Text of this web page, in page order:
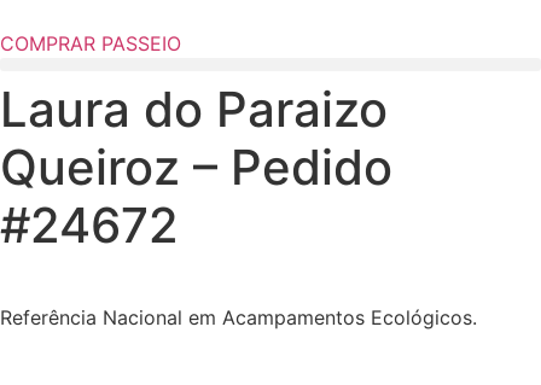
COMPRAR PASSEIO
Laura do Paraizo
Queiroz – Pedido
#24672
Referência Nacional em Acampamentos Ecológicos.